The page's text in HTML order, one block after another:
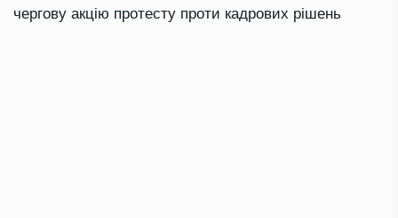
чергову акцію протесту проти кадрових рішень